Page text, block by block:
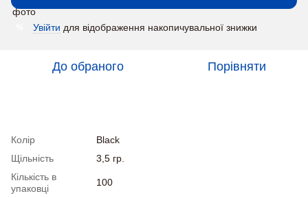
Увійти для відображення накопичувальної знижки
До обраного Порівняти
Колір
Black
Щільність
3,5 гр.
Кількість в
упаковці
100